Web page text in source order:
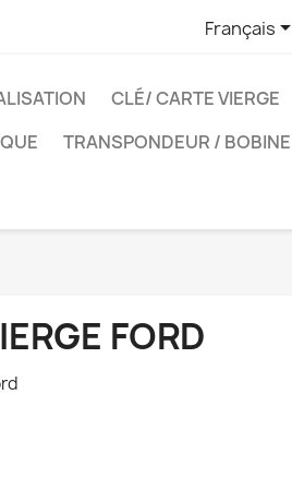
Français
CLÉ/ CARTE VIERGE
TRANSPONDEUR / BOBINE
FORD